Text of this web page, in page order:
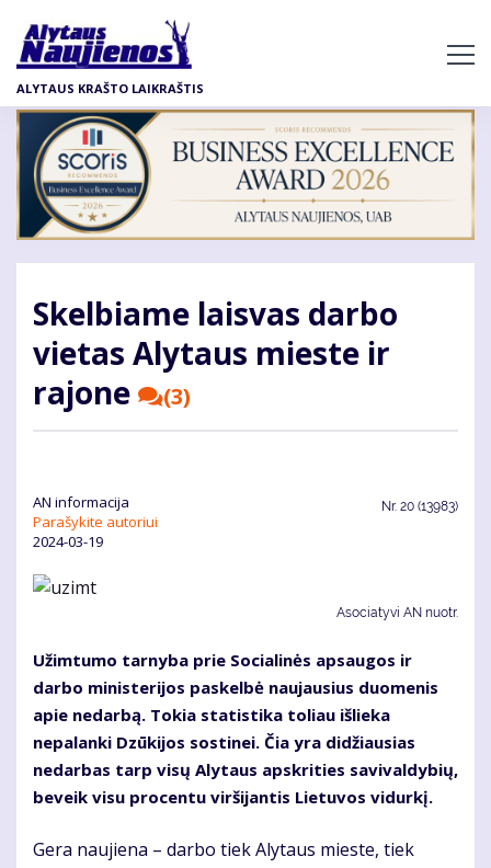
pagrindinį
turinį
ALYTAUS KRAŠTO LAIKRAŠTIS
Skelbiame laisvas darbo
vietas Alytaus mieste ir
rajone
(3)
AN informacija
Parašykite autoriui
2024-03-19
Nr. 20 (13983)
Asociatyvi AN nuotr.
Užimtumo tarnyba prie Socialinės apsaugos ir
darbo ministerijos paskelbė naujausius duomenis
apie nedarbą. Tokia statistika toliau išlieka
nepalanki Dzūkijos sostinei. Čia yra didžiausias
nedarbas tarp visų Alytaus apskrities savivaldybių,
beveik visu procentu viršijantis Lietuvos vidurkį.
Gera naujiena – darbo tiek Alytaus mieste, tiek